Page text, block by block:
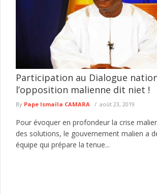
Participation au Dialogue
l’opposition malienne dit niet !
By Pape Ismaïla CAMARA août 23, 2019
Pour évoquer en profondeur la crise
des solutions, le gouvernement malien a
équipe qui prépare la tenue...